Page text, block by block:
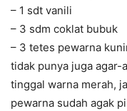
– 1 sdt vanili
– 3 sdm coklat bubuk
– 3 tetes pewarna
tidak punya juga agar-
tinggal warna merah,
pewarna sudah agak